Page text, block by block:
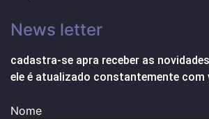
News letter
cadastra-se apra receber as
ele é atualizado constantemente
Nome